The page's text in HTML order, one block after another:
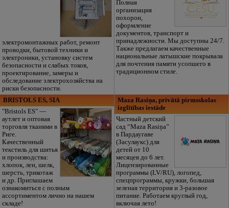
электромонтажных работ, ремонт
проводки, бытовой техники и
электроники, установку систем
безопасности и слабых токов,
проектирование, замеры и
обследование электрохозяйства на
риски безопасности.
Полная
организация
похорон,
оформление
документов, транспорт и
принадлежности. Мы доступны 24/7.
Также предлагаем качественные
национальные латышские покрывала
для почтения памяти усопшего в
традиционном стиле.
BRISTOLS ES, SIA
"Bristols ES" —
аутлет и оптовая
торговля тканями в
Риге.
Качественный
текстиль для шитья
и производства:
хлопок, лен, шелк,
шерсть, трикотаж
и др. Приглашаем
ознакомиться с полным
ассортиментом лично на нашем
складе!
Maza Rasiņa, privātā pirmsskolas
izglītības iestāde
Частный детский
сад “Maza Rasiņa”
в Пардаугаве
(Засулаукс) для
детей от 10
месяцев до 6 лет.
Лицензированные
программы (LV/RU), логопед,
спецпрограммы, кружки, большая
зеленая территория и 3-разовое
питание. Работаем круглый год,
включая лето!